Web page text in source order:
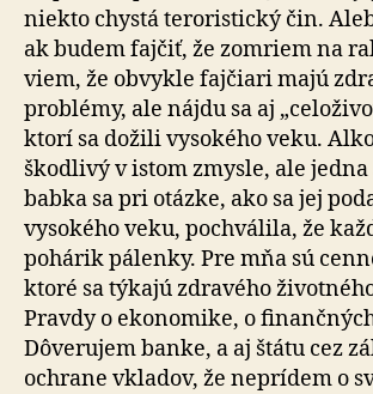
niekto chystá teroristický čin.
ak budem fajčiť, že zomriem na
viem, že obvykle fajčiari majú
problémy, ale nájdu sa aj
ktorí sa dožili vysokého veku.
škodlivý v istom zmysle, ale
babka sa pri otázke, ako sa jej
vysokého veku, pochválila, že
pohárik pálenky. Pre mňa sú
ktoré sa týkajú zdravého
Pravdy o ekonomike, o
Dôverujem banke, a aj štátu cez
ochrane vkladov, že neprídem o